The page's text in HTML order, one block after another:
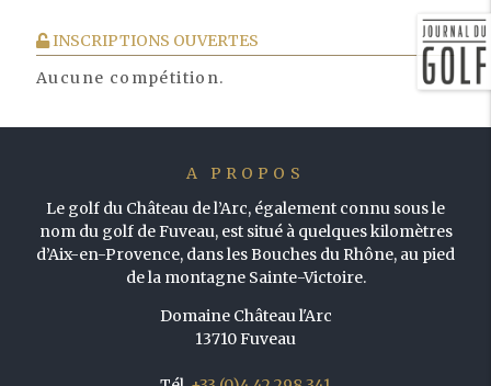
INSCRIPTIONS OUVERTES
Aucune compétition.
A PROPOS
Le golf du Château de l’Arc, également connu sous le
nom du golf de Fuveau, est situé à quelques kilomètres
d’Aix-en-Provence, dans les Bouches du Rhône, au pied
de la montagne Sainte-Victoire.
Domaine Château l'Arc
13710 Fuveau